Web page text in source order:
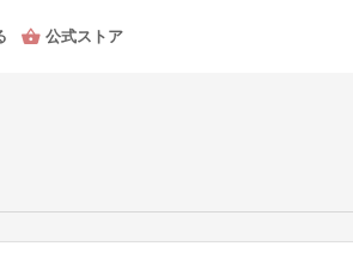
公式ストア